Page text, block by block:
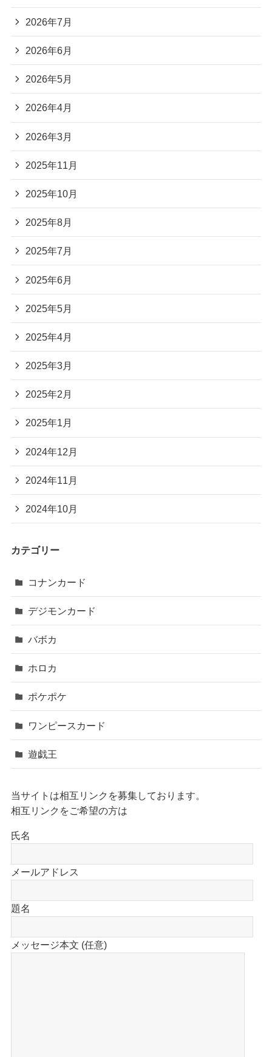
2026年7月
2026年6月
2026年5月
2026年4月
2026年3月
2025年11月
2025年10月
2025年8月
2025年7月
2025年6月
2025年5月
2025年4月
2025年3月
2025年2月
2025年1月
2024年12月
2024年11月
2024年10月
カテゴリー
コナンカード
デジモンカード
バボカ
ホロカ
ポケポケ
ワンピースカード
遊戯王
当サイトは相互リンクを募集しております。
相互リンクをご希望の方は
氏名
メールアドレス
題名
メッセージ本文 (任意)